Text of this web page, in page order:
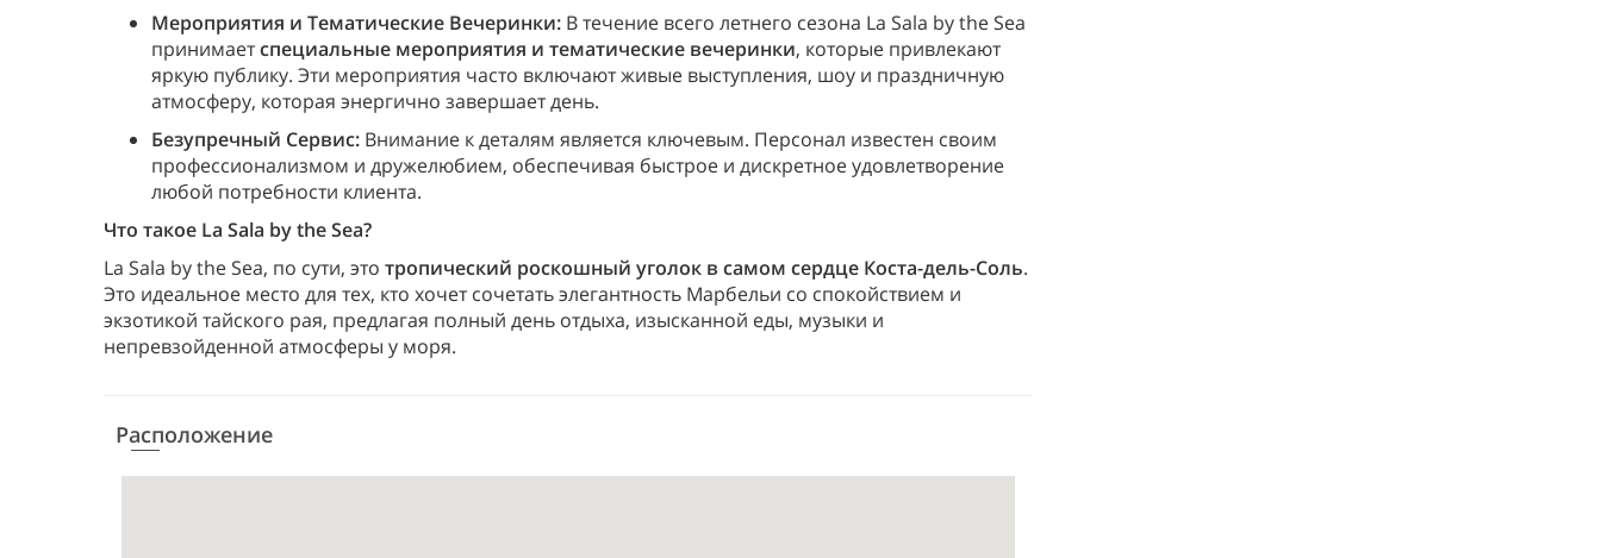
Мероприятия и Тематические Вечеринки: В течение всего летнего сезона La Sala by the Sea
принимаетспециальные мероприятия и тематические вечеринки, которые привлекают
яркую публику. Эти мероприятия часто включают живые выступления, шоу и праздничную
атмосферу, которая энергично завершает день.
Безупречный Сервис: Внимание к деталям является ключевым. Персонал известен своим
профессионализмом и дружелюбием, обеспечивая быстрое и дискретное удовлетворение
любой потребности клиента.
Что такое La Sala by the Sea?
La Sala by the Sea, по сути, это тропический роскошный уголок в самом сердце Коста-дель-Соль.
Это идеальное место для тех, кто хочет сочетать элегантность Марбельи со спокойствием и
экзотикой тайского рая, предлагая полный день отдыха, изысканной еды, музыки и
непревзойденной атмосферы у моря.
Расположение